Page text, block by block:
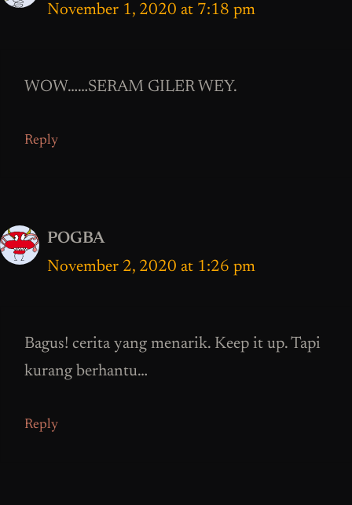
November 1, 2020 at 7:18 pm
WOW……SERAM GILER WEY.
Reply
POGBA
November 2, 2020 at 1:26 pm
Bagus! cerita yang menarik. Keep it up. Tapi
kurang berhantu…
Reply